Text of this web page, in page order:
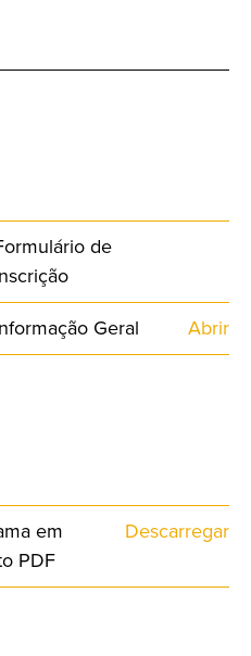
de
Geral
Abrir
em
PDF
Descarregar